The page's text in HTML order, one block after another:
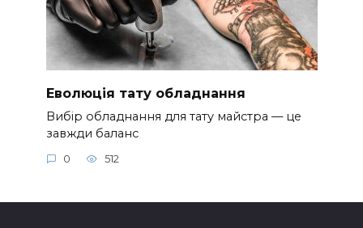
Еволюція тату обладнання
Вибір обладнання для тату майстра — це
завжди баланс
0 512